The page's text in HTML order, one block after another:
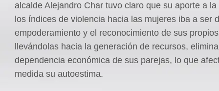
alcalde Alejandro Char tuvo claro que su aporte a
los índices de violencia hacia las mujeres iba a ser
empoderamiento y el reconocimiento de sus
llevándolas hacia la generación de recursos,
dependencia económica de sus parejas, lo que
medida su autoestima.